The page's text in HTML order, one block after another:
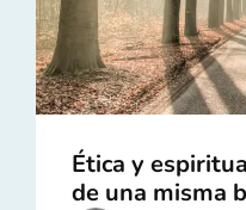
Ética y
de una misma